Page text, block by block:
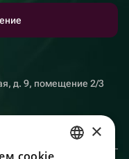
д. 9, помещение 2/3
×